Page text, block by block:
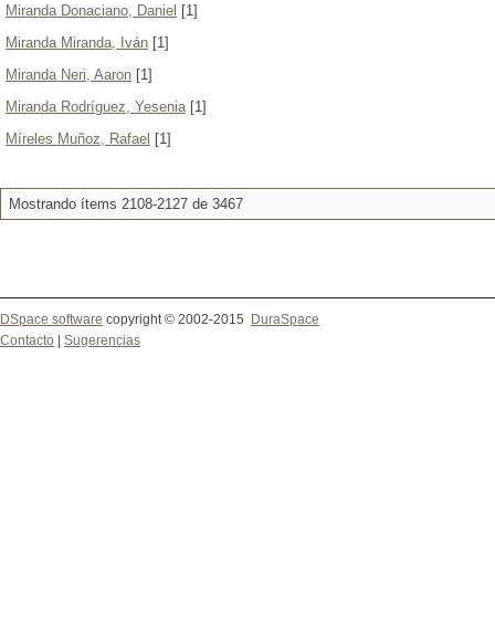
Miranda Donaciano, Daniel [1]
Miranda Miranda, Iván [1]
Miranda Neri, Aaron [1]
Miranda Rodríguez, Yesenia[1]
Míreles Muñoz, Rafael [1]
Mostrando ítems 2108-2127 de 3467
DSpace software copyright © 2002-2015
DuraSpace
Contacto
Sugerencias